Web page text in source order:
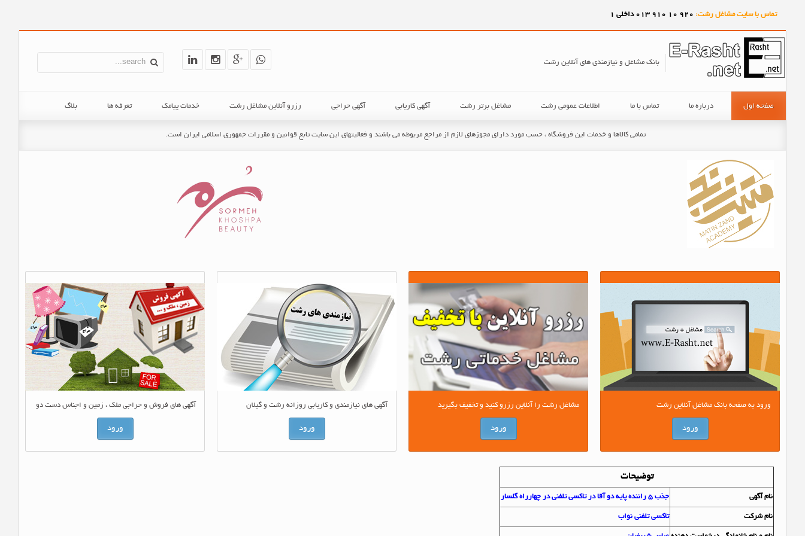
تماس با سایت مشاغل رشت: 920
10
910 013 داخلی 1
بانک مشاغل و نیازمندی های آنلاین رشت
صفحه اول درباره ما تماس با ما اطلاعات عمومی رشت مشاغل برتر رشت آگهی کاریابی آگهی حراجی رزرو آنلاین مشاغل رشت خدمات پیامک تعرفه ها بلاگ
تمامی کالاها و خدمات این فروشگاه ، حسب مورد دارای مجوزهای لازم از مراجع مربوطه می باشند و فعالیتهای این سایت تابع قوانین و مقررات جمهوری اسلامی ایران است.
ورود به صفحه بانک مشاغل آنلاین رشت
ورود
مشاغل رشت را آنلاین رزرو کنید و تخفیف بگیرید
ورود
آگهی های نیازمندی و کاریابی روزانه رشت و گیلان
ورود
آگهی های فروش و حراجی ملک ، زمین و اجناس دست دو
ورود
توضیحات
نام آگهي جذب 5 راننده پایه دو آقا در تاکسی تلفنی در چهارراه گلسار
نام شرکت تاکسی تلفنی نواب